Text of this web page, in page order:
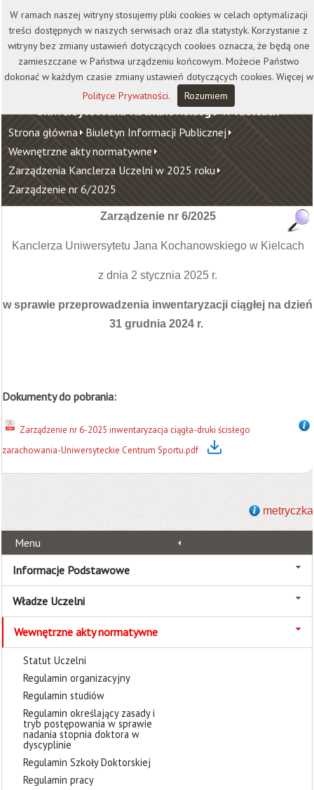
Kontakt Biblioteka
Wydawnictwo
Wirtualna Uczelnia
Uniwersytet Jana Kochanowskiego w Kielcach
Strona główna Biuletyn Informacji Publicznej
Wewnętrzne akty normatywne
Zarządzenia Kanclerza Uczelni w 2025 roku
Zarządzenie nr 6/2025
Zarządzenie nr 6/2025
Kanclerza Uniwersytetu Jana Kochanowskiego w Kielcach
z dnia 2 stycznia 2025 r.
w sprawie przeprowadzenia inwentaryzacji ciągłej na dzień
31 grudnia 2024 r.
Dokumenty do pobrania:
Zarządzenie nr 6-2025 inwentaryzacja ciągła-druki ścisłego
zarachowania-Uniwersyteckie Centrum Sportu.pdf
metryczka
Menu
Informacje Podstawowe
Władze Uczelni
Wewnętrzne akty normatywne
Statut Uczelni
Regulamin organizacyjny
Regulamin studiów
Regulamin określający zasady i
tryb postępowania w sprawie
nadania stopnia doktora w
dyscyplinie
Regulamin Szkoły Doktorskiej
Regulamin pracy
W ramach naszej witryny stosujemy pliki cookies w celach optymalizacji
treści dostępnych w naszych serwisach oraz dla statystyk. Korzystanie z
witryny bez zmiany ustawień dotyczących cookies oznacza, że będą one
zamieszczane w Państwa urządzeniu końcowym. Możecie Państwo
dokonać w każdym czasie zmiany ustawień dotyczących cookies. Więcej w
Polityce Prywatności. Rozumiem